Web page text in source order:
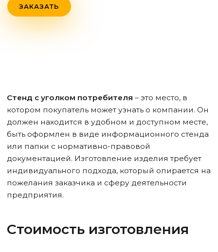
ЗАКАЗАТЬ
Стенд с уголком потребителя – это место, в
котором покупатель может узнать о компании. Он
должен находится в удобном и доступном месте,
быть оформлен в виде информационного стенда
или папки с нормативно-правовой
документацией. Изготовление изделия требует
индивидуального подхода, который опирается на
пожелания заказчика и сферу деятельности
предприятия.
Стоимость изготовления